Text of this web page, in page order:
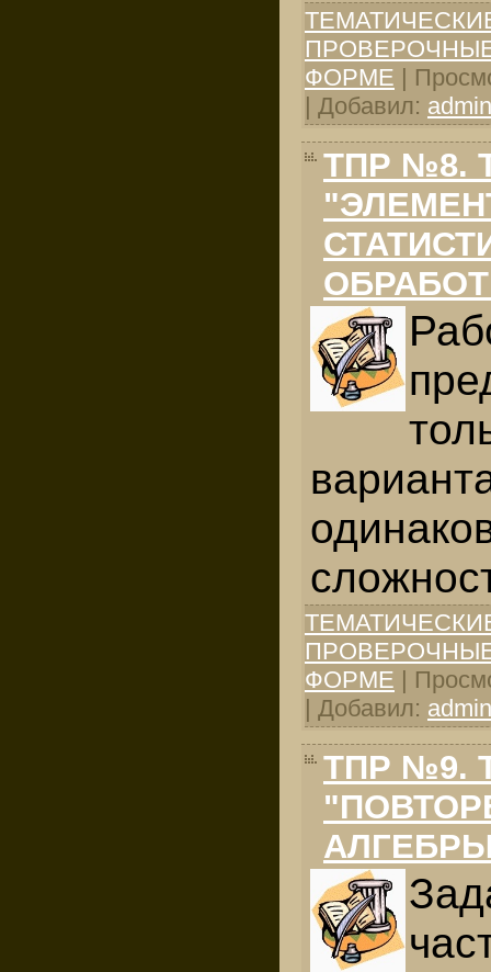
ФОРМЕ |
| Добавил: admin
ТПР №8.
ФОРМЕ |
| Добавил: admin
ТПР №9.